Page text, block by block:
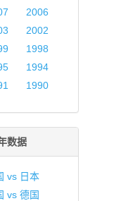
2006
2002
1998
1994
1990
数据
vs 日本
vs 德国